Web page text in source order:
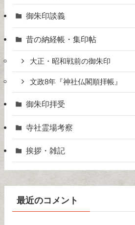
御朱印談義
昔の納経帳・集印帖
大正・昭和戦前の御朱印
文政8年『神社仏閣順拝帳』
御朱印拝受
寺社霊場考察
挨拶・雑記
最近のコメント